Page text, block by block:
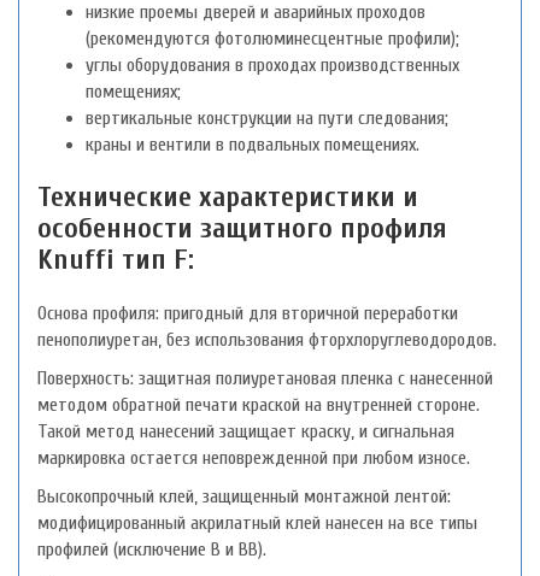
низкие проемы дверей и аварийных проходов
(рекомендуются фотолюминесцентные профили);
углы оборудования в проходах производственных
помещениях;
вертикальные конструкции на пути следования;
краны и вентили в подвальных помещениях.
Технические характеристики и
особенности защитного профиля
Knuffi тип F:
Основа профиля: пригодный для вторичной переработки
пенополиуретан, без использования фторхлоруглеводородов.
Поверхность: защитная полиуретановая пленка с нанесенной
методом обратной печати краской на внутренней стороне.
Такой метод нанесений защищает краску, и сигнальная
маркировка остается неповрежденной при любом износе.
Высокопрочный клей, защищенный монтажной лентой:
модифицированный акрилатный клей нанесен на все типы
профилей (исключение B и BB).